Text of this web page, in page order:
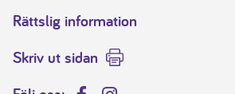
Rättslig information
Skriv ut sidan